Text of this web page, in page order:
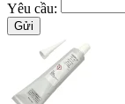
Yêu cầu: